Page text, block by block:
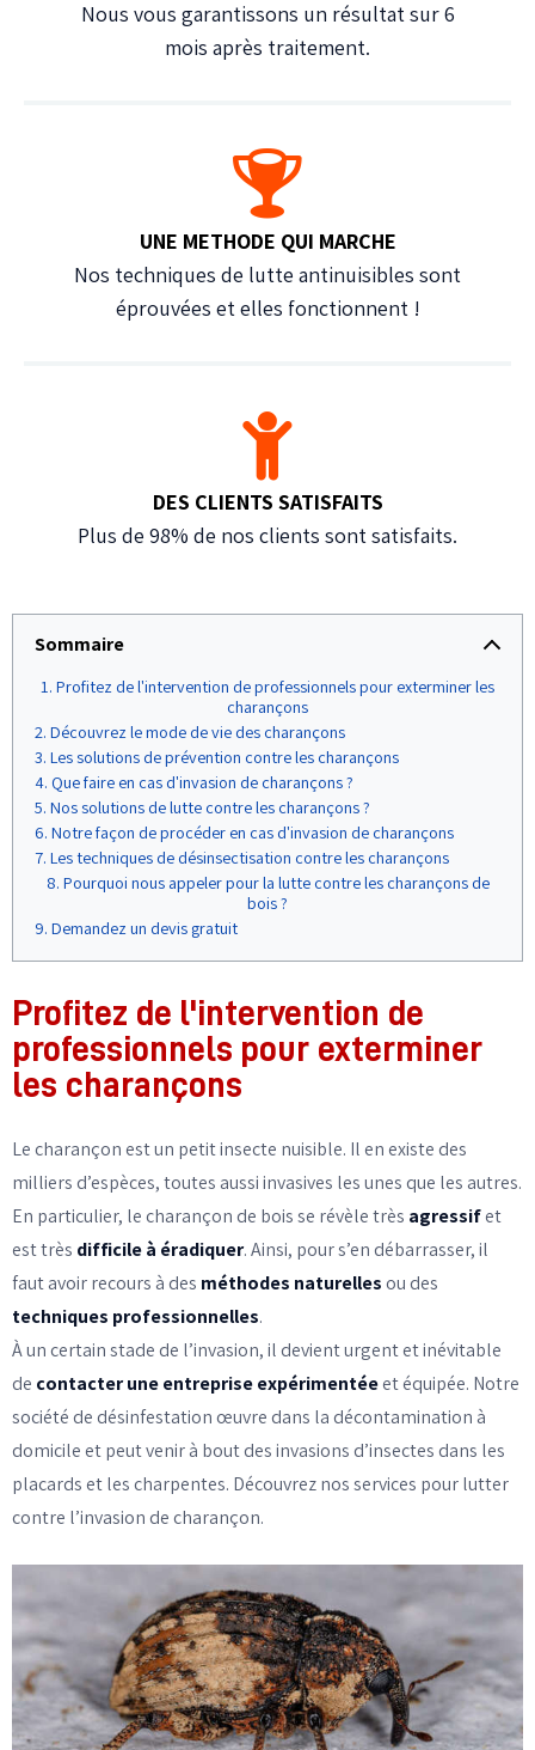
Nous vous garantissons un résultat sur 6
mois après traitement.
UNE METHODE QUI MARCHE
Nos techniques de lutte antinuisibles sont
éprouvées et elles fonctionnent !
DES CLIENTS SATISFAITS
Plus de 98% de nos clients sont satisfaits.
Sommaire
Profitez de l'intervention de professionnels pour exterminer les
charançons
Découvrez le mode de vie des charançons
Les solutions de prévention contre les charançons
Que faire en cas d'invasion de charançons ?
Nos solutions de lutte contre les charançons ?
Notre façon de procéder en cas d'invasion de charançons
Les techniques de désinsectisation contre les charançons
Pourquoi nous appeler pour la lutte contre les charançons de
bois ?
Demandez un devis gratuit
Profitez de l'intervention de
professionnels pour exterminer
les charançons
Le charançon est un petit insecte nuisible. Il en existe des
milliers d’espèces, toutes aussi invasives les unes que les autres.
En particulier, le charançon de bois se révèle très agressif et
est très difficile à éradiquer. Ainsi, pour s’en débarrasser, il
faut avoir recours à des méthodes naturelles ou des
techniques professionnelles.
À un certain stade de l’invasion, il devient urgent et inévitable
de contacter une entreprise expérimentée et équipée. Notre
société de désinfestation œuvre dans la décontamination à
domicile et peut venir à bout des invasions d’insectes dans les
placards et les charpentes. Découvrez nos services pour lutter
contre l’invasion de charançon.